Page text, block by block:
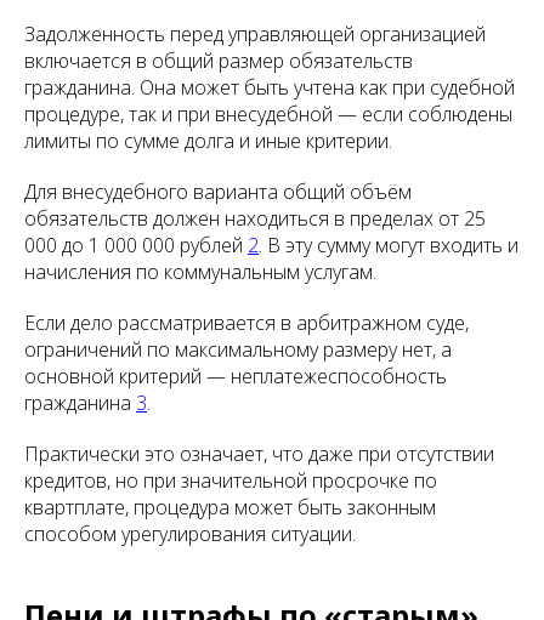
Задолженность перед управляющей организацией
включается в общий размер обязательств
гражданина. Она может быть учтена как при судебной
процедуре, так и при внесудебной — если соблюдены
лимиты по сумме долга и иные критерии.
Для внесудебного варианта общий объём
обязательств должен находиться в пределах от 25
000 до 1 000 000 рублей 2. В эту сумму могут входить и
начисления по коммунальным услугам.
Если дело рассматривается в арбитражном суде,
ограничений по максимальному размеру нет, а
основной критерий — неплатежеспособность
гражданина 3.
Практически это означает, что даже при отсутствии
кредитов, но при значительной просрочке по
квартплате, процедура может быть законным
способом урегулирования ситуации.